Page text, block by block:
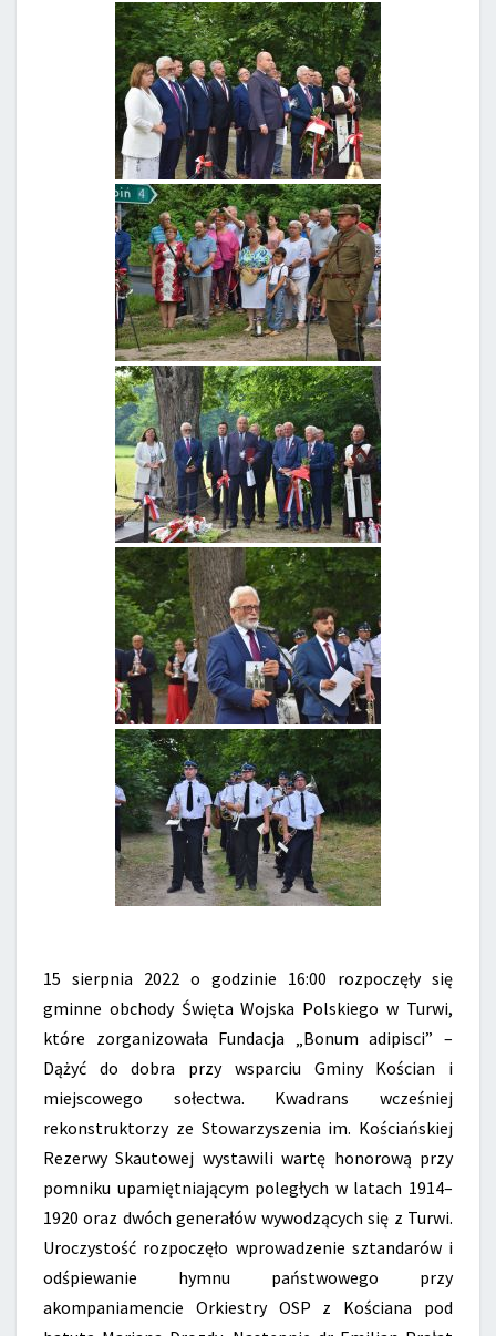
15 sierpnia 2022 o godzinie 16:00 rozpoczęły się
gminne obchody Święta Wojska Polskiego w Turwi,
które zorganizowała Fundacja „Bonum adipisci” –
Dążyć do dobra przy wsparciu Gminy Kościan i
miejscowego sołectwa. Kwadrans wcześniej
rekonstruktorzy ze Stowarzyszenia im. Kościańskiej
Rezerwy Skautowej wystawili wartę honorową przy
pomniku upamiętniającym poległych w latach 1914–
1920 oraz dwóch generałów wywodzących się z Turwi.
Uroczystość rozpoczęło wprowadzenie sztandarów i
odśpiewanie hymnu państwowego przy
akompaniamencie Orkiestry OSP z Kościana pod